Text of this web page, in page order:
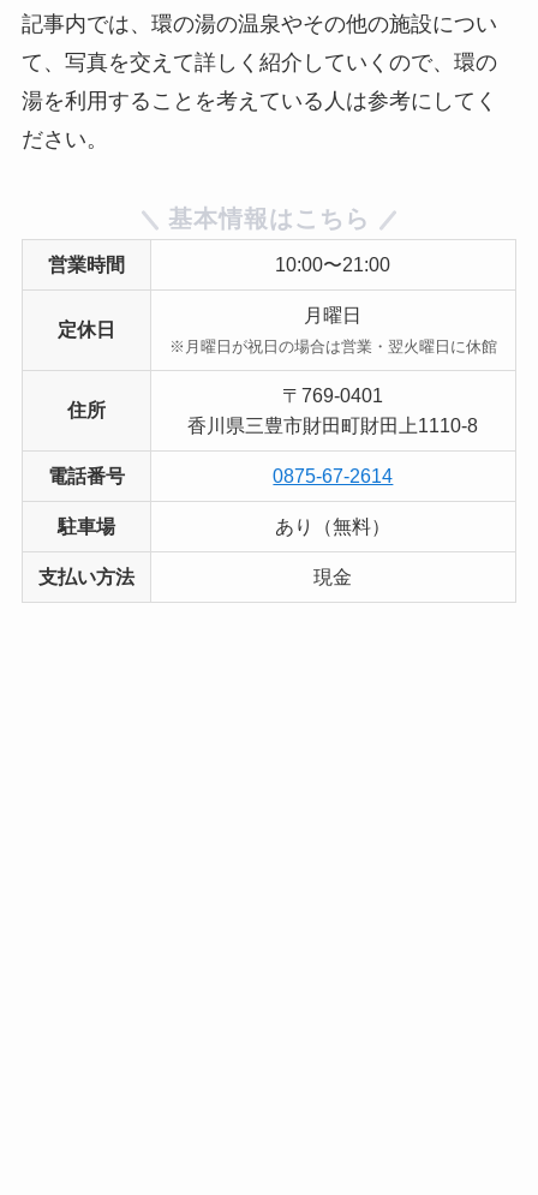
記事内では、環の湯の温泉やその他の施設につい
て、写真を交えて詳しく紹介していくので、環の
湯を利用することを考えている人は参考にしてく
ださい。
基本情報はこちら
営業時間 10:00〜21:00
定休日
月曜日
※月曜日が祝日の場合は営業・翌火曜日に休館
住所
〒769-0401
香川県三豊市財田町財田上1110-8
電話番号 0875-67-2614
駐車場 あり（無料）
支払い方法 現金